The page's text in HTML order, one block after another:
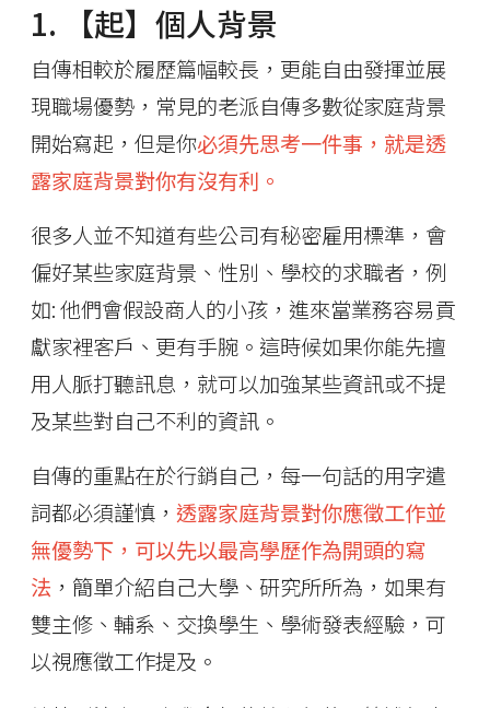
1. 【起】個人背景
自傳相較於履歷篇幅較長，更能自由發揮並展
現職場優勢，常見的老派自傳多數從家庭背景
開始寫起，但是你必須先思考一件事，就是透
露家庭背景對你有沒有利。
很多人並不知道有些公司有秘密雇用標準，會
偏好某些家庭背景、性別、學校的求職者，例
如: 他們會假設商人的小孩，進來當業務容易貢
獻家裡客戶、更有手腕。這時候如果你能先擅
用人脈打聽訊息，就可以加強某些資訊或不提
及某些對自己不利的資訊。
自傳的重點在於行銷自己，每一句話的用字遣
詞都必須謹慎， 透露家庭背景對你應徵工作並
無優勢下，可以先以最高學歷作為開頭的寫
法 ，簡單介紹自己大學、研究所所為，如果有
雙主修、輔系、交換學生、學術發表經驗，可
以視應徵工作提及。